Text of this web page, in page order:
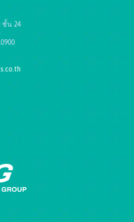
ชั้น 24